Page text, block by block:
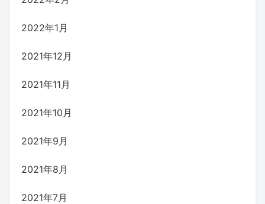
2022年1月
2021年12月
2021年11月
2021年10月
2021年9月
2021年8月
2021年7月